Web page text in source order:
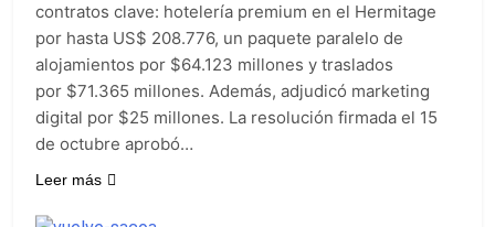
contratos clave: hotelería premium en el Hermitage
por hasta US$ 208.776, un paquete paralelo de
alojamientos por $64.123 millones y traslados
por $71.365 millones. Además, adjudicó marketing
digital por $25 millones. La resolución firmada el 15
de octubre aprobó…
Leer más